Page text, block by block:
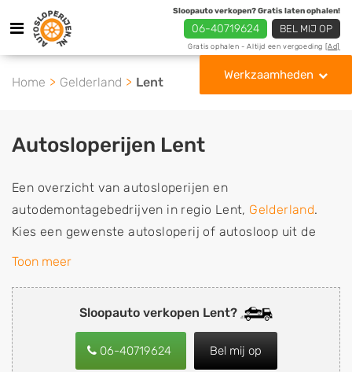
Sloopauto verkopen? Gratis laten ophalen!
06-40719624 BEL MIJ OP
Gratis ophalen - Altijd een vergoeding [Ad]
Werkzaamheden
Home Gelderland Lent
Sloopauto verkopen Lent?
06-40719624 Bel mij op
Autosloperijen Lent
Een overzicht van autosloperijen en
autodemontagebedrijven in regio Lent, Gelderland.
Kies een gewenste autosloperij of autosloop uit de
lijst die gespecialiseerd is in de verkoop van
de inkoop van sloopauto's, schadeauto's en
tweedehands auto's (ook zonder apk keuring). Wilt u
uw auto, camper, vrachtwagen, motor of brommobiel
snel en eenvoudig verkopen aan een
Toon meer